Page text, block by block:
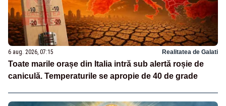
6 aug. 2026, 07:15 Realitatea de Galati
Toate marile orașe din Italia intră sub alertă roșie de
caniculă. Temperaturile se apropie de 40 de grade